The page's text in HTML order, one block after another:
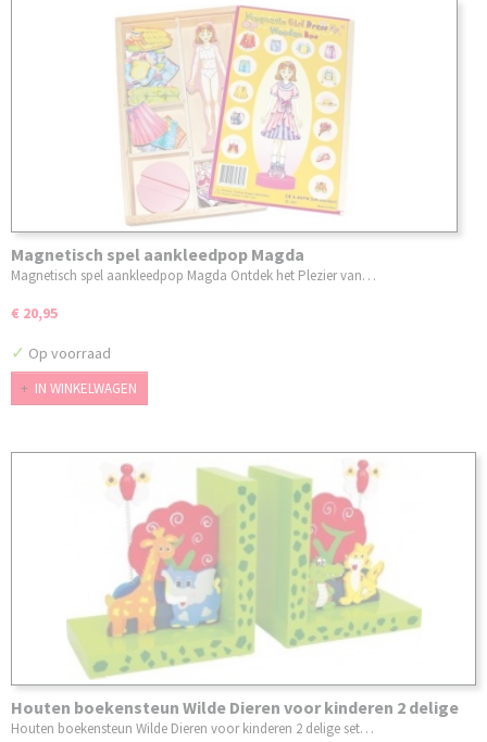
Magnetisch spel aankleedpop Magda
Magnetisch spel aankleedpop Magda Ontdek het Plezier van…
€ 20,95
✓ Op voorraad
IN WINKELWAGEN
Houten boekensteun Wilde Dieren voor kinderen 2 delige
set
Houten boekensteun Wilde Dieren voor kinderen 2 delige set…